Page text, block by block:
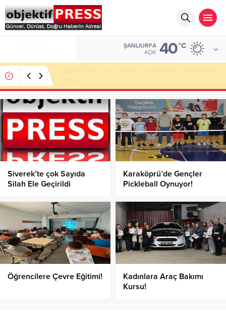
ŞANLIURFA
AÇIK 40°C
Siverek’te çok Sayıda
Silah Ele Geçirildi
Karaköprü’de Gençler
Pickleball Oynuyor!
Öğrencilere Çevre Eğitimi!
Kadınlara Araç Bakımı
Kursu!